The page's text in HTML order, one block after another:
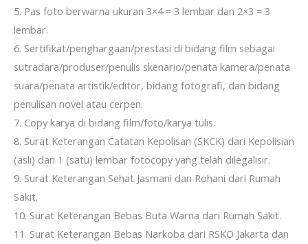
5. Pas foto berwarna ukuran 3×4 = 3 lembar dan 2×3 = 3
lembar.
6. Sertifikat/penghargaan/prestasi di bidang film sebagai
sutradara/produser/penulis skenario/penata kamera/penata
suara/penata artistik/editor, bidang fotografi, dan bidang
penulisan novel atau cerpen.
7. Copy karya di bidang film/foto/karya tulis.
8. Surat Keterangan Catatan Kepolisan (SKCK) dari Kepolisian
(asli) dan 1 (satu) lembar fotocopy yang telah dilegalisir.
9. Surat Keterangan Sehat Jasmani dan Rohani dari Rumah
Sakit.
10. Surat Keterangan Bebas Buta Warna dari Rumah Sakit.
11. Surat Keterangan Bebas Narkoba dari RSKO Jakarta dan